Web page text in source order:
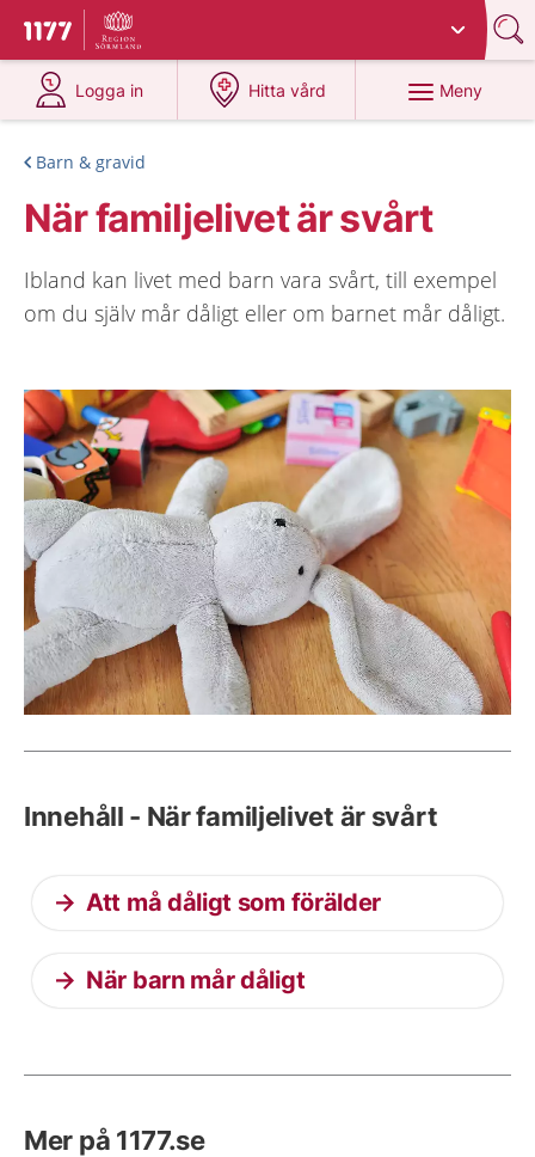
Till startsidan för 1177
Du har valt region
Logga in
på 1177.se
Hitta vård
på 1177.se
Meny
Barn & gravid
När familjelivet är svårt
Ibland kan livet med barn vara svårt, till exempel
om du själv mår dåligt eller om barnet mår dåligt.
Innehåll - När familjelivet är svårt
Att må dåligt som förälder
När barn mår dåligt
Mer på 1177.se